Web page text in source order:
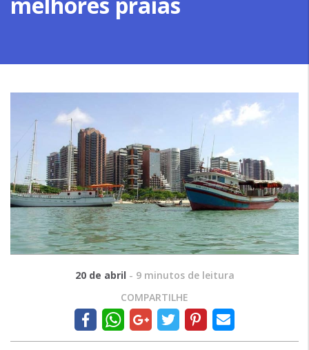
20 de abril - 9 minutos de leitura
COMPARTILHE